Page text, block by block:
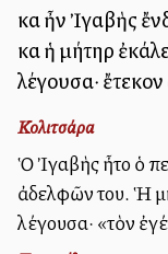
καὶ ἦν Ἰγαβὴς
καὶ ἡ μήτηρ
λέγουσα·
Κολιτσάρα
Ὁ Ἰγαβὴς ἦτο ὁ
ἀδελφῶν του. Ἡ
λέγουσα· «τὸν